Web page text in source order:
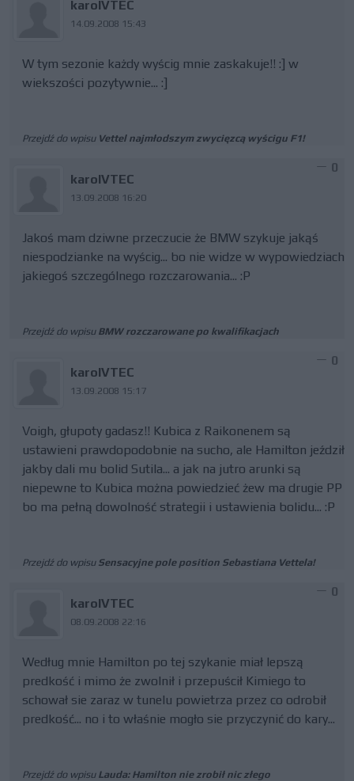
karolVTEC
14.09.2008 15:43
W tym sezonie każdy wyścig mnie zaskakuje!! :] w
wiekszości pozytywnie... :]
Przejdź do wpisu Vettel najmłodszym zwycięzcą wyścigu F1!
karolVTEC
13.09.2008 16:20
0
Jakoś mam dziwne przeczucie że BMW szykuje jakąś
niespodzianke na wyścig... bo nie widze w wypowiedziach
jakiegoś szczególnego rozczarowania... :P
Przejdź do wpisu BMW rozczarowane po kwalifikacjach
karolVTEC
13.09.2008 15:17
0
Voigh, głupoty gadasz!! Kubica z Raikonenem są
ustawieni prawdopodobnie na sucho, ale Hamilton jeździł
jakby dali mu bolid Sutila... a jak na jutro arunki są
niepewne to Kubica można powiedzieć żew ma drugie PP
bo ma pełną dowolność strategii i ustawienia bolidu... :P
Przejdź do wpisu Sensacyjne pole position Sebastiana Vettela!
karolVTEC
08.09.2008 22:16
0
Według mnie Hamilton po tej szykanie miał lepszą
predkość i mimo że zwolnił i przepuścił Kimiego to
schował sie zaraz w tunelu powietrza przez co odrobił
predkość... no i to właśnie mogło sie przyczynić do kary...
Przejdź do wpisu Lauda: Hamilton nie zrobił nic złego